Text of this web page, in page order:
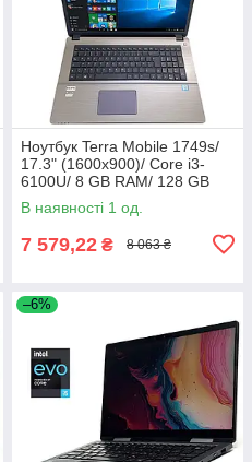
Ноутбук Terra Mobile 1749s/
17.3" (1600x900)/ Core i3-
6100U/ 8 GB RAM/ 128 GB
SSD/ HD 520
В наявності 1 од.
7 579,22 ₴ 8 063 ₴
–6%